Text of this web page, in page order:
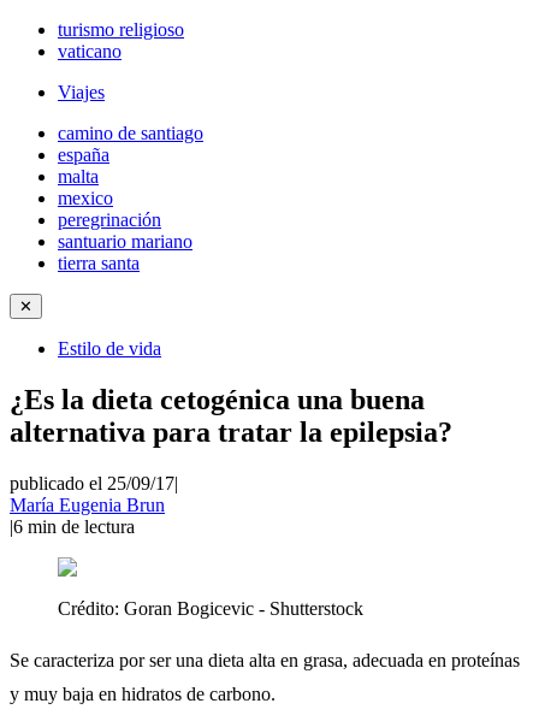
turismo religioso
vaticano
Viajes
camino de santiago
españa
malta
mexico
peregrinación
santuario mariano
tierra santa
✕
Estilo de vida
¿Es la dieta cetogénica una buena
alternativa para tratar la epilepsia?
publicado el 25/09/17|
María Eugenia Brun
|6 min de lectura
Crédito: Goran Bogicevic - Shutterstock
Se caracteriza por ser una dieta alta en grasa, adecuada en proteínas
y muy baja en hidratos de carbono.